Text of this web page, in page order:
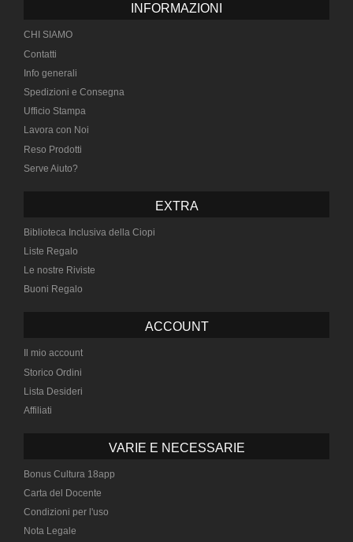
INFORMAZIONI
CHI SIAMO
Contatti
Info generali
Spedizioni e Consegna
Ufficio Stampa
Lavora con Noi
Reso Prodotti
Serve Aiuto?
EXTRA
Biblioteca Inclusiva della Ciopi
Liste Regalo
Le nostre Riviste
Buoni Regalo
ACCOUNT
Il mio account
Storico Ordini
Lista Desideri
Affiliati
VARIE E NECESSARIE
Bonus Cultura 18app
Carta del Docente
Condizioni per l'uso
Nota Legale